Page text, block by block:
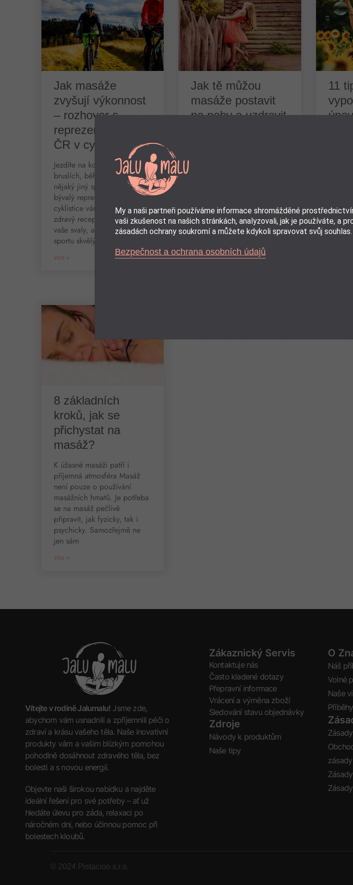
Jak masáže
zvyšují výkonnost
– rozhovor s
reprezentantem
ČR v cyklistice
Jezdíte na kole, inline
bruslích, běháte nebo děláte
nějaký jiný sport? Jan Šel,
bývalý reprezentant v
cyklistice vám prozradí
zdravý recept, jak uvolnit
vaše svaly, abyste měli ze
sportu skvělý
více »
Jak tě můžou
masáže postavit
na nohy a uzdravit
zažila náročné časy kvůli
svému zdraví. Několik
desítek až stovek
11
tomu,
8 základních
kroků, jak se
přichystat na
masáž?
K úžasné masáži patří i
příjemná atmosféra Masáž
není pouze o používání
masážních hmatů. Je potřeba
se na masáž pečlivě
připravit, jak fyzicky, tak i
psychicky. Samozřejmě ne
jen sám
více »
Vítejte v rodině Jalumalu! Jsme zde,
abychom vám usnadnili a zpříjemnili péči o
zdraví a krásu vašeho těla. Naše inovativní
produkty vám a vašim blízkým pomohou
pohodlně dosáhnout zdravého těla, bez
bolesti a s novou energií.
Objevte naši širokou nabídku a najděte
ideální řešení pro své potřeby – ať už
hledáte úlevu pro záda, relaxaci po
náročném dni, nebo účinnou pomoc při
bolestech kloubů.
Zákaznický Servis
Kontaktuje nás
Často kladené dotazy
Přepravní informace
Vrácení a výměna zboží
Sledování stavu objednávky
Zdroje
Návody k produktům
Naše tipy
O
Náš
Volné
Naše
© 2024 Pistacioo s.r.o.
My a naši partneři používáme informace shromážděné
vaši zkušenost na našich stránkách, analyzovali, jak je používáte, a
zásadách ochrany soukromí a můžete kdykoli spravovat svůj souhlas.
Bezpečnost a ochrana osobních údajů